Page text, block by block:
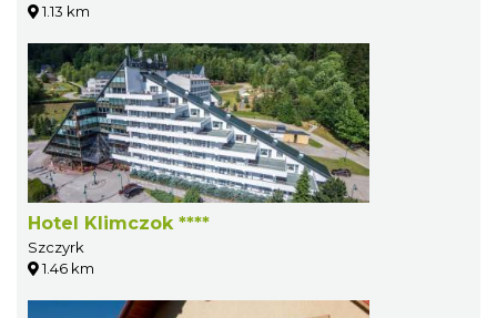
1.13 km
Hotel Klimczok ****
Szczyrk
1.46 km